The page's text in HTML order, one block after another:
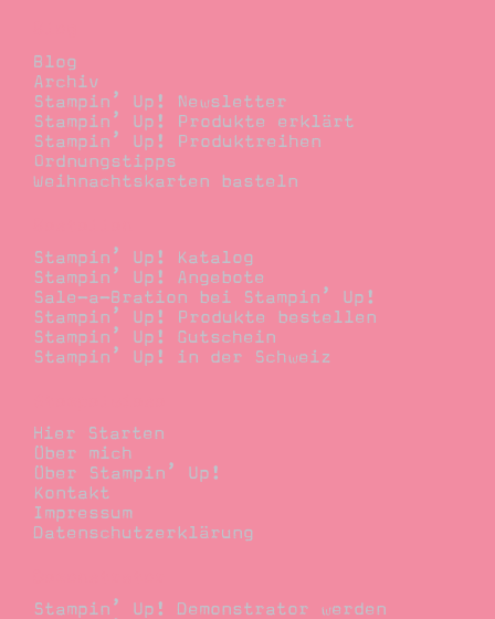
Blog
Archiv
Stampin’ Up! Newsletter
Stampin’ Up! Produkte erklärt
Stampin’ Up! Produktreihen
Ordnungstipps
Weihnachtskarten basteln
Stampin’ Up! Katalog
Stampin’ Up! Angebote
Sale-a-Bration bei Stampin’ Up!
Stampin’ Up! Produkte bestellen
Stampin’ Up! Gutschein
Stampin’ Up! in der Schweiz
Hier Starten
Über mich
Über Stampin’ Up!
Kontakt
Impressum
Datenschutzerklärung
Stampin’ Up! Demonstrator werden